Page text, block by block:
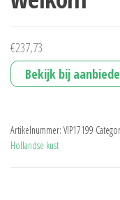
€237,73
Bekijk bij
Artikelnummer: VIP17199
Hollandse kust